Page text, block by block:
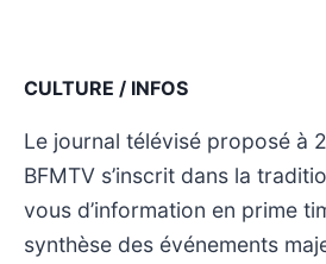
CULTURE / INFOS
Le journal télévisé proposé à
BFMTV s’inscrit dans la
vous d’information en prime
synthèse des événements